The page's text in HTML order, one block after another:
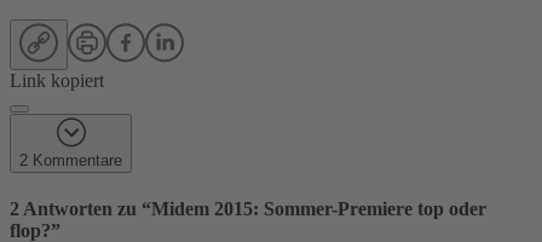
Link kopiert
2 Kommentare
2 Antworten zu “Midem 2015: Sommer-Premiere top oder
flop?”